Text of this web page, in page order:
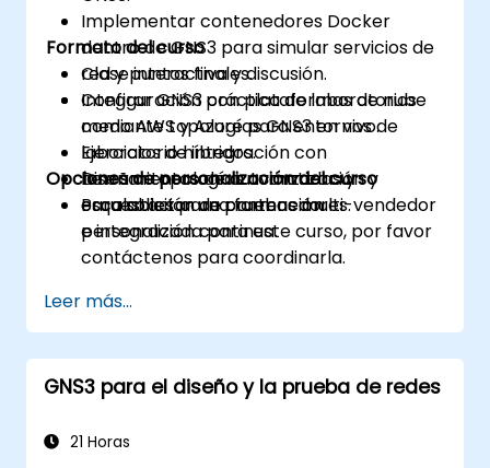
Implementar contenedores Docker
dentro de GNS3 para simular servicios de
red y puntos finales.
Integrar GNS3 con plataformas de nube
como AWS y Azure para entornos de
laboratorio híbridos.
Diseñar topologías avanzadas y
escalables para pruebas multi-vendedor
e integración continua.
Formato del curso
Clase interactiva y discusión.
Configuración práctica de laboratorios
mediante topologías GNS3 en vivo.
Ejercicios de integración con
herramientas de automatización y
orquestación de contenedores.
Opciones de personalización del curso
Para solicitar una formación
personalizada para este curso, por favor
contáctenos para coordinarla.
Leer más...
GNS3 para el diseño y la prueba de redes
21 Horas